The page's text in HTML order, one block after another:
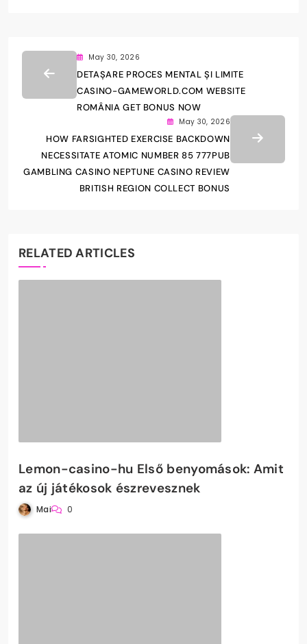
May 30, 2026
DETAȘARE PROCES MENTAL ȘI LIMITE
CASINO-GAMEWORLD.COM WEBSITE
ROMÂNIA GET BONUS NOW
May 30, 2026
HOW FARSIGHTED EXERCISE BACKDOWN
NECESSITATE ATOMIC NUMBER 85 777PUB
GAMBLING CASINO NEPTUNE CASINO REVIEW
BRITISH REGION COLLECT BONUS
RELATED ARTICLES
Lemon-casino-hu Első benyomások: Amit
az új játékosok észrevesznek
Mai 0